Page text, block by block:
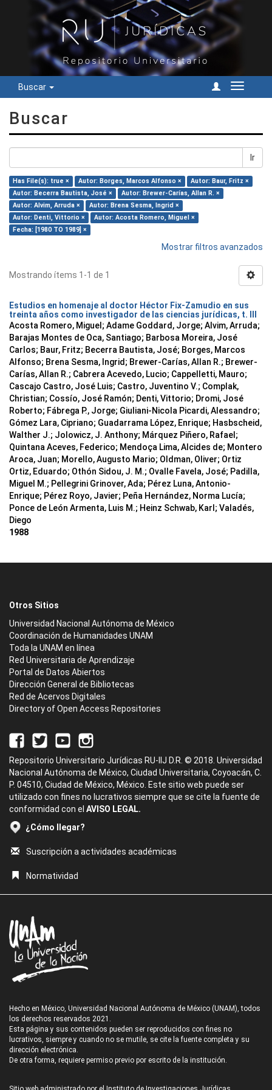
Buscar
Cambiar
Buscar
Ir
Has File(s): true × Autor: Borges, Marcos Alfonso ×
Autor: Baur, Fritz ×
Autor: Becerra Bautista, José ×
Autor: Brewer-Carías, Allan R. ×
Autor: Alvim, Arruda ×
Autor: Brena Sesma, Ingrid ×
Autor: Denti, Vittorio ×
Autor: Acosta Romero, Miguel ×
Fecha: [1980 TO 1989] ×
Mostrar filtros avanzados
Mostrando ítems 1-1 de 1
Estudios en homenaje al doctor Héctor Fix-Zamudio en sus
treinta años como investigador de las ciencias jurídicas, t. III
Acosta Romero, Miguel; Adame Goddard, Jorge; Alvim, Arruda;
Barajas Montes de Oca, Santiago; Barbosa Moreira, José
Carlos; Baur, Fritz; Becerra Bautista, José; Borges, Marcos
Alfonso; Brena Sesma, Ingrid; Brewer-Carías, Allan R.; Brewer-
Carías, Allan R.; Cabrera Acevedo, Lucio; Cappelletti, Mauro;
Cascajo Castro, José Luis; Castro, Juventino V.; Complak,
Christian; Cossío, José Ramón; Denti, Vittorio; Dromi, José
Roberto; Fábrega P., Jorge; Giuliani-Nicola Picardi, Alessandro;
Gómez Lara, Cipriano; Guadarrama López, Enrique; Hasbscheid,
Walther J.; Jolowicz, J. Anthony; Márquez Piñero, Rafael;
Quintana Aceves, Federico; Mendoça Lima, Alcides de; Montero
Aroca, Juan; Morello, Augusto Mario; Oldman, Oliver; Ortiz
Ortiz, Eduardo; Othón Sidou, J. M.; Ovalle Favela, José; Padilla,
Miguel M.; Pellegrini Grinover, Ada; Pérez Luna, Antonio-
Enrique; Pérez Royo, Javier; Peña Hernández, Norma Lucía;
Ponce de León Armenta, Luis M.; Heinz Schwab, Karl; Valadés,
Diego
1988
Otros Sitios
Universidad Nacional Autónoma de México
Coordinación de Humanidades UNAM
Toda la UNAM en línea
Red Universitaria de Aprendizaje
Portal de Datos Abiertos
Dirección General de Bibliotecas
Red de Acervos Digitales
Directory of Open Access Repositories
Repositorio Universitario Jurídicas RU-IIJ D.R. © 2018. Universidad
Nacional Autónoma de México, Ciudad Universitaria, Coyoacán, C.
P. 04510, Ciudad de México, México. Este sitio web puede ser
utilizado con fines no lucrativos siempre que se cite la fuente de
conformidad con el AVISO LEGAL.
¿Cómo llegar?
Suscripción a actividades académicas
Normatividad
Hecho en México, Universidad Nacional Autónoma de México (UNAM), todos
los derechos reservados 2021.
Esta página y sus contenidos pueden ser reproducidos con fines no
lucrativos, siempre y cuando no se mutile, se cite la fuente completa y su
dirección electrónica.
De otra forma, requiere permiso previo por escrito de la institución.